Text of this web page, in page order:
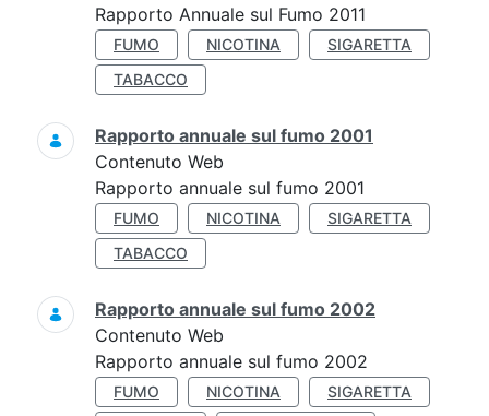
Rapporto Annuale sul Fumo 2011
FUMO NICOTINA
SIGARETTA
TABACCO
Rapporto annuale sul fumo 2001
Contenuto Web
Rapporto annuale sul fumo 2001
FUMO NICOTINA
SIGARETTA
TABACCO
Rapporto annuale sul fumo 2002
Contenuto Web
Rapporto annuale sul fumo 2002
FUMO NICOTINA
SIGARETTA